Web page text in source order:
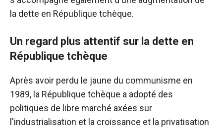
la dette en République tchèque.
Un regard plus attentif sur la dette en
République tchèque
Après avoir perdu le jaune du communisme en
1989, la République tchèque a adopté des
politiques de libre marché axées sur
l'industrialisation et la croissance et la privatisation